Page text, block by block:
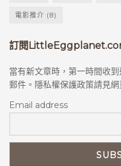
電影推介 (8)
訂閱
當有新文章時，第一時間收
郵件。隱私權保護政策請見網
Email address